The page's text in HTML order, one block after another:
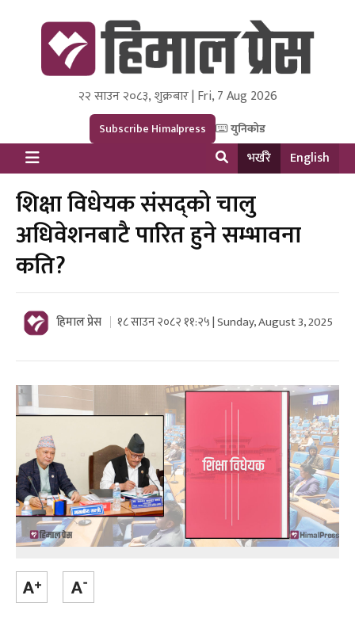
Himal Press
Dot NewsyNepal Media and Research Pvt Ltd.
२२ साउन २०८३, शुक्रबार | Fri, 7 Aug 2026
Subscribe Himalpress युनिकोड
भर्खरै English
शिक्षा विधेयक संसद्को चालु
अधिवेशनबाटै पारित हुने सम्भावना
कति?
हिमाल प्रेस १८ साउन २०८२ ११:२५ | Sunday, August 3, 2025